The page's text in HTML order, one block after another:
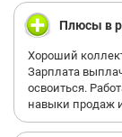
Плюсы в
Хороший
Зарплата
освоиться.
навыки продаж